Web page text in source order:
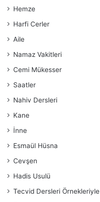
Hemze
Harfi Cerler
Aile
Namaz Vakitleri
Cemi Mükesser
Saatler
Nahiv Dersleri
Kane
İnne
Esmaül Hüsna
Cevşen
Hadis Usulü
Tecvid Dersleri Örnekleriyle